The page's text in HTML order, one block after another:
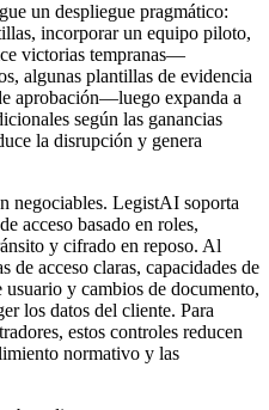
un despliegue pragmático:
incorporar un equipo piloto,
victorias tempranas—
algunas plantillas de evidencia
aprobación—luego expanda a
según las ganancias
la disrupción y genera
negociables. LegistAI soporta
acceso basado en roles,
y cifrado en reposo. Al
de acceso claras, capacidades de
y cambios de documento,
los datos del cliente. Para
estos controles reducen
normativo y las